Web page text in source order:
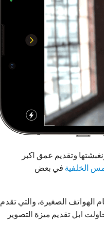
وتقديم عمق اكبر
الخلفية في بعض
الهواتف الصغيرة، والتي تقدم
ابل تقديم ميزة التصوير